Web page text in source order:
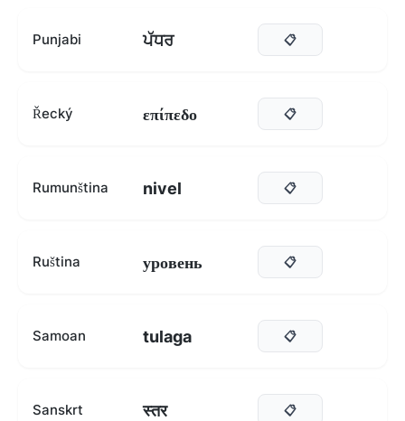
Punjabi ਪੱਧਰ 📋
Řecký επίπεδο 📋
Rumunština nivel 📋
Ruština уровень 📋
Samoan tulaga 📋
Sanskrt स्तर 📋